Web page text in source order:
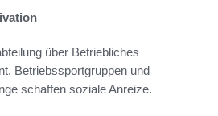
über Betriebliches
Betriebssportgruppen und
schaffen soziale Anreize.